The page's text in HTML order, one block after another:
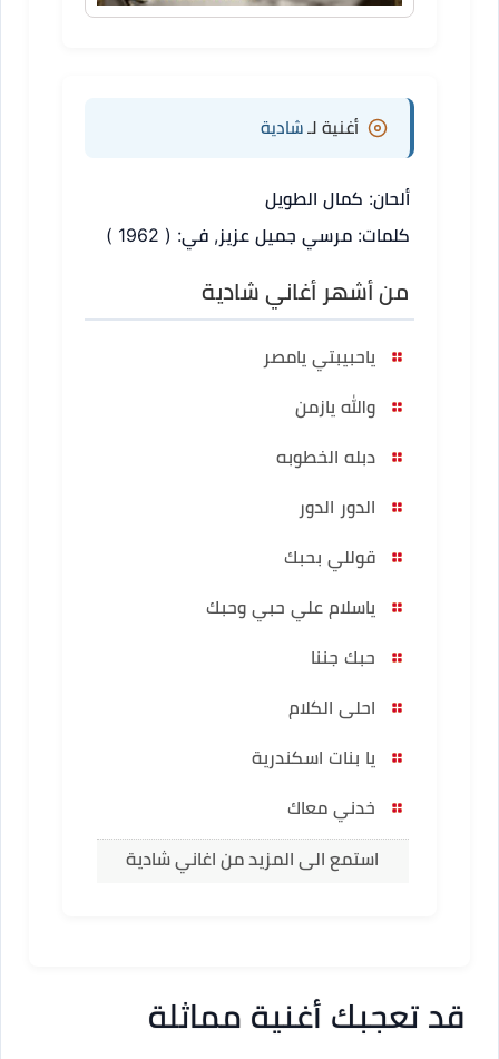
أغنية لـ شادية
ألحان: كمال الطويل
كلمات: مرسي جميل عزيز, في: ( 1962 )
من أشهر أغاني شادية
ياحبيبتي يامصر
والله يازمن
دبله الخطوبه
الدور الدور
قوللي بحبك
ياسلام علي حبي وحبك
حبك جننا
احلى الكلام
يا بنات اسكندرية
خدني معاك
استمع الى المزيد من اغاني شادية
قد تعجبك أغنية مماثلة